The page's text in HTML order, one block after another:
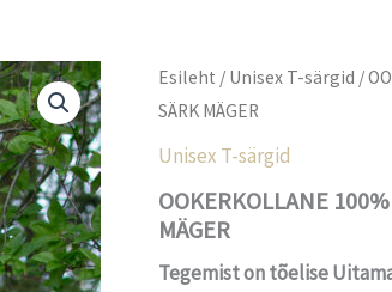
Esileht / Unisex T-särgid /
SÄRK MÄGER
Unisex T-särgid
OOKERKOLLANE
MÄGER
Tegemist on tõelise